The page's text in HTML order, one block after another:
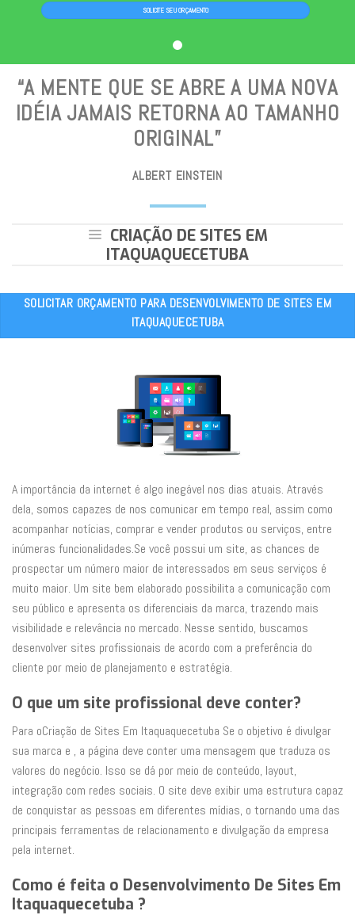
SOLICITE SEU ORÇAMENTO
“A MENTE QUE SE ABRE A UMA NOVA
IDÉIA JAMAIS RETORNA AO TAMANHO
ORIGINAL”
ALBERT EINSTEIN
CRIAÇÃO DE SITES EM
ITAQUAQUECETUBA
SOLICITAR ORÇAMENTO PARA DESENVOLVIMENTO DE SITES EM
ITAQUAQUECETUBA
A importância da internet é algo inegável nos dias atuais. Através
dela, somos capazes de nos comunicar em tempo real, assim como
acompanhar notícias, comprar e vender produtos ou serviços, entre
inúmeras funcionalidades.Se você possui um site, as chances de
prospectar um número maior de interessados em seus serviços é
muito maior. Um site bem elaborado possibilita a comunicação com
seu público e apresenta os diferenciais da marca, trazendo mais
visibilidade e relevância no mercado. Nesse sentido, buscamos
desenvolver sites profissionais de acordo com a preferência do
cliente por meio de planejamento e estratégia.
O que um site profissional deve conter?
Para oCriação de Sites Em Itaquaquecetuba Se o objetivo é divulgar
sua marca e , a página deve conter uma mensagem que traduza os
valores do negócio. Isso se dá por meio de conteúdo, layout,
integração com redes sociais. O site deve exibir uma estrutura capaz
de conquistar as pessoas em diferentes mídias, o tornando uma das
principais ferramentas de relacionamento e divulgação da empresa
pela internet.
Como é feita o Desenvolvimento De Sites Em
Itaquaquecetuba ?